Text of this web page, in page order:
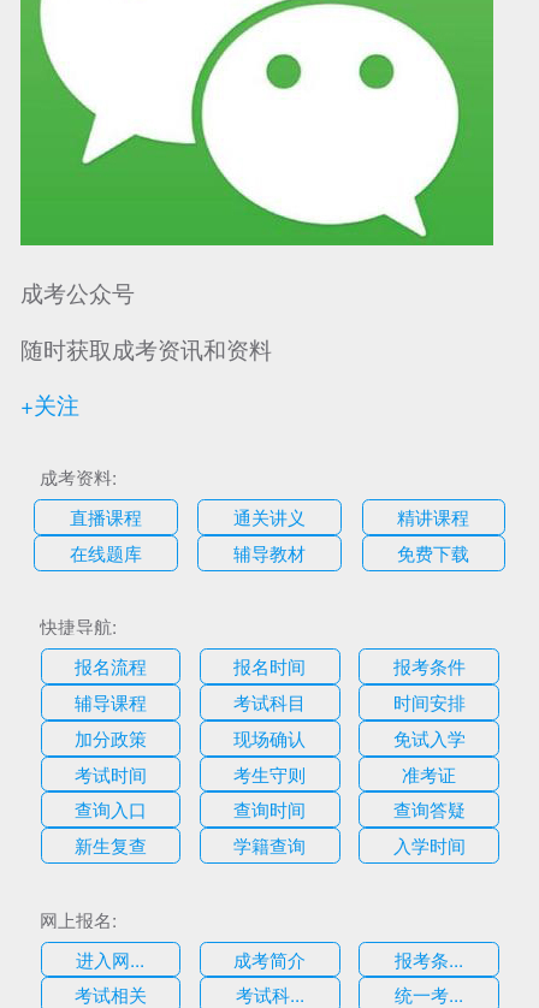
成考公众号
随时获取成考资讯和资料
+关注
成考资料:
直播课程
通关讲义
精讲课程
在线题库
辅导教材 免费下载
快捷导航:
报名流程
报名时间
报考条件
辅导课程
考试科目
时间安排
加分政策
现场确认
免试入学
考试时间
考生守则
准考证
查询入口
查询时间
查询答疑
新生复查
学籍查询 入学时间
网上报名:
进入网...
成考简介
报考条...
考试相关
考试科...
统一考...